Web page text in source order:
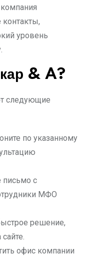
уровень
& A?
следующие
по указанному
письмо с
МФО
решение,
офис компании